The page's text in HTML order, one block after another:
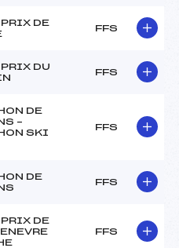
DE
FFS
DU
FFS
DE
–
SKI
FFS
DE
FFS
DE
FFS